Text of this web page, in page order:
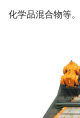
化学品混合物等。